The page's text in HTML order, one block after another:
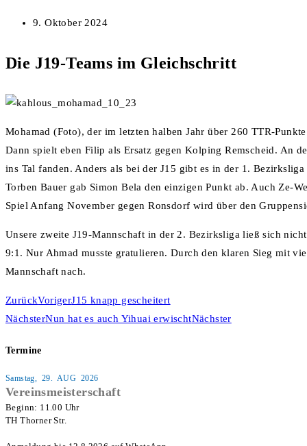
9. Oktober 2024
Die J19-Teams im Gleichschritt
Mohamad (Foto), der im letzten halben Jahr über 260 TTR-
Dann spielt eben Filip als Ersatz gegen Kolping Remscheid. An
ins Tal fanden. Anders als bei der J15 gibt es in der 1.
Torben Bauer gab Simon Bela den einzigen Punkt ab. Auch Ze-
Spiel Anfang November gegen Ronsdorf wird über den
Unsere zweite J19-Mannschaft in der 2. Bezirksliga ließ sich
9:1. Nur Ahmad musste gratulieren. Durch den klaren Sieg mit
Mannschaft nach.
ZurückVorigerJ15 knapp gescheitert
NächsterNun hat es auch Yihuai erwischtNächster
Termine
Samstag, 29. AUG 2026
Vereinsmeisterschaft
Beginn: 11.00 Uhr
TH Thorner Str.